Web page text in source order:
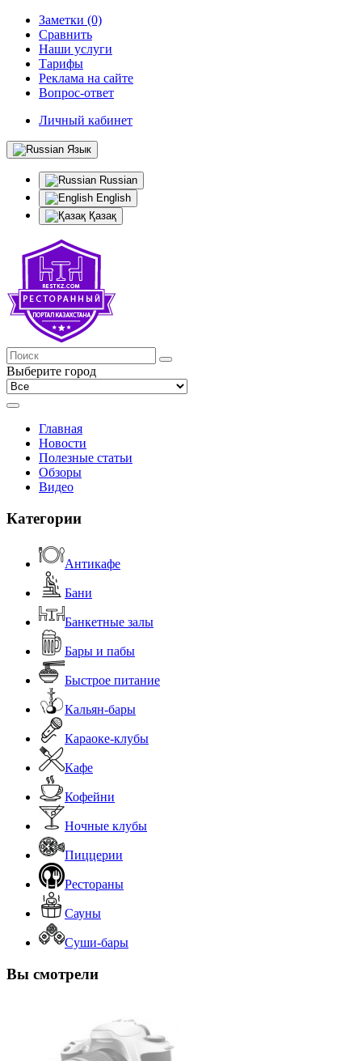
Заметки (0)
Сравнить
Наши услуги
Тарифы
Реклама на сайте
Вопрос-ответ
Личный кабинет
Язык
Russian
English
Қазақ
Выберите город
Главная
Новости
Полезные статьи
Обзоры
Видео
Категории
Антикафе
Бани
Банкетные залы
Бары и пабы
Быстрое питание
Кальян-бары
Караоке-клубы
Кафе
Кофейни
Ночные клубы
Пиццерии
Рестораны
Сауны
Суши-бары
Вы смотрели